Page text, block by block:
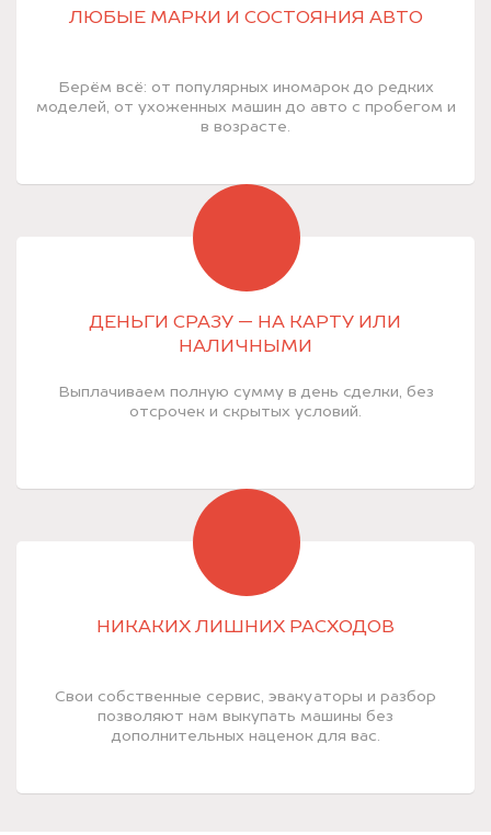
ЛЮБЫЕ МАРКИ И СОСТОЯНИЯ АВТО
Берём всё: от популярных иномарок до редких
моделей, от ухоженных машин до авто с пробегом и
в возрасте.
ДЕНЬГИ СРАЗУ — НА КАРТУ ИЛИ
НАЛИЧНЫМИ
Выплачиваем полную сумму в день сделки, без
отсрочек и скрытых условий.
НИКАКИХ ЛИШНИХ РАСХОДОВ
Свои собственные сервис, эвакуаторы и разбор
позволяют нам выкупать машины без
дополнительных наценок для вас.